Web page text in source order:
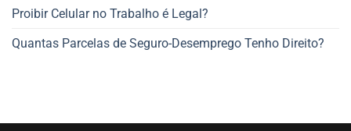
Proibir Celular no Trabalho é Legal?
Quantas Parcelas de Seguro-Desemprego Tenho Direito?